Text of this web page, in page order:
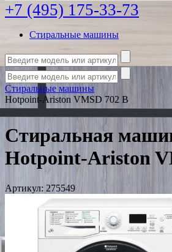
+7 (495) 175-33-73
Стиральные машины
Стиральные машины
Hotpoint-Ariston VMSD 702 B
Стиральная
Hotpoint-Ariston
Артикул: 275549